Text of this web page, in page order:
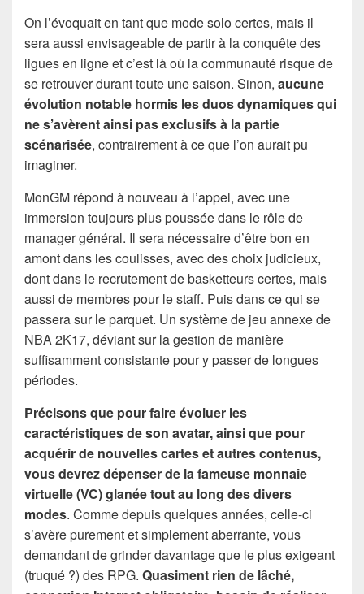
On l’évoquait en tant que mode solo certes, mais il
sera aussi envisageable de partir à la conquête des
ligues en ligne et c’est là où la communauté risque de
se retrouver durant toute une saison. Sinon, aucune
évolution notable hormis les duos dynamiques qui
ne s’avèrent ainsi pas exclusifs à la partie
scénarisée, contrairement à ce que l’on aurait pu
imaginer.
MonGM répond à nouveau à l’appel, avec une
immersion toujours plus poussée dans le rôle de
manager général. Il sera nécessaire d’être bon en
amont dans les coulisses, avec des choix judicieux,
dont dans le recrutement de basketteurs certes, mais
aussi de membres pour le staff. Puis dans ce qui se
passera sur le parquet. Un système de jeu annexe de
NBA 2K17, déviant sur la gestion de manière
suffisamment consistante pour y passer de longues
périodes.
Précisons que pour faire évoluer les
caractéristiques de son avatar, ainsi que pour
acquérir de nouvelles cartes et autres contenus,
vous devrez dépenser de la fameuse monnaie
virtuelle (VC) glanée tout au long des divers
modes. Comme depuis quelques années, celle-ci
s’avère purement et simplement aberrante, vous
demandant de grinder davantage que le plus exigeant
(truqué ?) des RPG. Quasiment rien de lâché,